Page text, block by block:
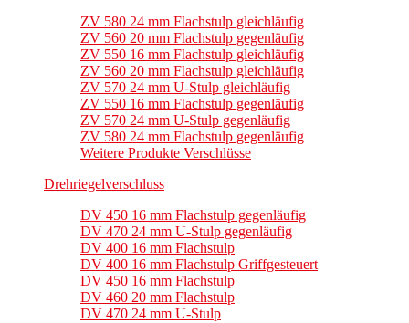
ZV 580 24 mm Flachstulp gleichläufig
ZV 560 20 mm Flachstulp gegenläufig
ZV 550 16 mm Flachstulp gleichläufig
ZV 560 20 mm Flachstulp gleichläufig
ZV 570 24 mm U-Stulp gleichläufig
ZV 550 16 mm Flachstulp gegenläufig
ZV 570 24 mm U-Stulp gegenläufig
ZV 580 24 mm Flachstulp gegenläufig
Weitere Produkte Verschlüsse
Drehriegelverschluss
DV 450 16 mm Flachstulp gegenläufig
DV 470 24 mm U-Stulp gegenläufig
DV 400 16 mm Flachstulp
DV 400 16 mm Flachstulp Griffgesteuert
DV 450 16 mm Flachstulp
DV 460 20 mm Flachstulp
DV 470 24 mm U-Stulp